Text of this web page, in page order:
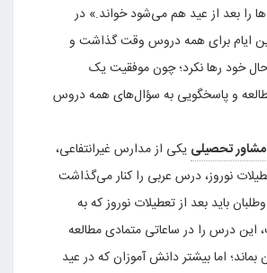
را بعد از عید هم می‌شود خواند.» در
ایام برای همه دروس وقت گذاشت و
خود رها نکرد؛ چون موفقیت یک
و پاسخگویی به سؤال‌های همه دروس
مشاور تحصیلی یکی از مدارس غیرانتفاعی،
نوروز، درس عربی را کنار می‌گذاشت
باید بعد از تعطیلات نوروز که به
درس را در ساعاتی متمادی مطالعه
بماند؛ اما بیشتر دانش آموزان که در عید